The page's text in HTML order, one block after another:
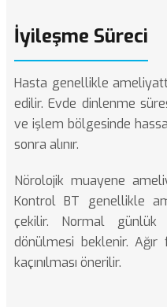
İyileşme Süreci
Hasta genellikle
edilir. Evde dinlenme
ve işlem bölgesinde
sonra alınır.
Nörolojik muayene
Kontrol BT genellikle
çekilir. Normal
dönülmesi beklenir.
kaçınılması önerilir.